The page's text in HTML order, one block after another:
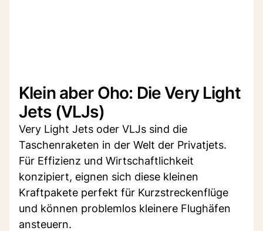
Klein aber Oho: Die Very Light
Jets (VLJs)
Very Light Jets oder VLJs sind die
Taschenraketen in der Welt der Privatjets.
Für Effizienz und Wirtschaftlichkeit
konzipiert, eignen sich diese kleinen
Kraftpakete perfekt für Kurzstreckenflüge
und können problemlos kleinere Flughäfen
ansteuern.